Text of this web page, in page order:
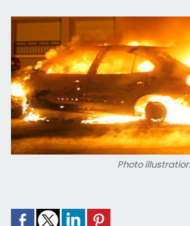
Photo illustration